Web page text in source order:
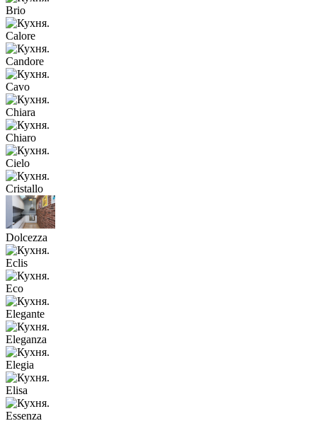
Brio
Calore
Candore
Cavo
Chiara
Chiaro
Cielo
Cristallo
Dolcezza
Eclis
Eco
Elegante
Eleganza
Elegia
Elisa
Essenza